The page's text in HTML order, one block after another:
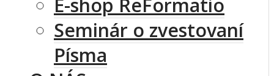
E-shop ReFormatio
Seminár o zvestovaní
Písma